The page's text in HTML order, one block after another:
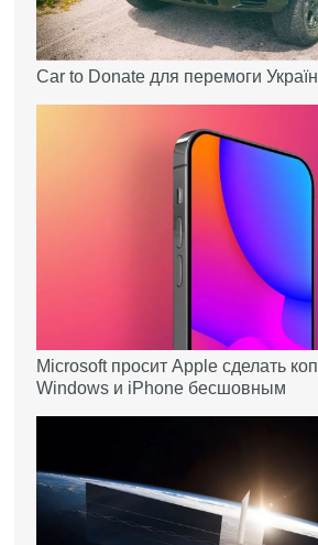
Car to Donate для перемоги
Microsoft просит Apple сделать
Windows и iPhone бесшовным